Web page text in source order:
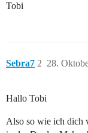
Tobi
Sebra7 28.
2
Hallo Tobi
Also so wie ich dich